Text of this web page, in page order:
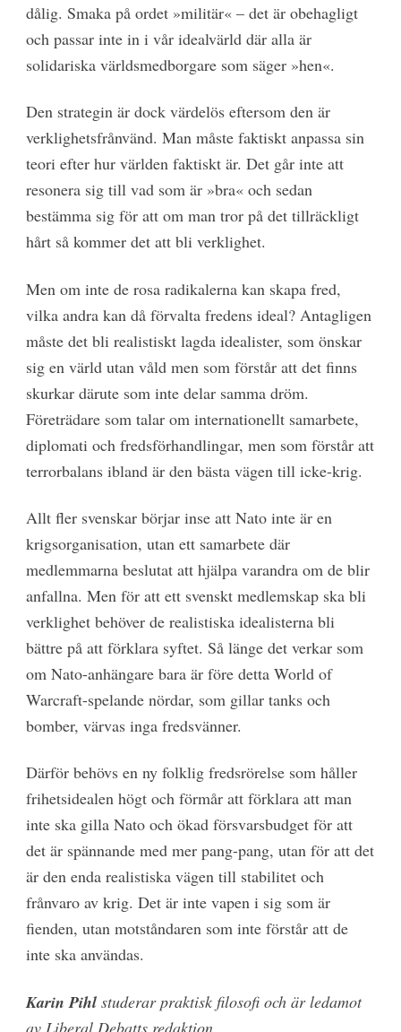
dålig. Smaka på ordet »militär« – det är obehagligt
och passar inte in i vår idealvärld där alla är
solidariska världsmedborgare som säger »hen«.
Den strategin är dock värdelös eftersom den är
verklighetsfrånvänd. Man måste faktiskt anpassa sin
teori efter hur världen faktiskt är. Det går inte att
resonera sig till vad som är »bra« och sedan
bestämma sig för att om man tror på det tillräckligt
hårt så kommer det att bli verklighet.
Men om inte de rosa radikalerna kan skapa fred,
vilka andra kan då förvalta fredens ideal? Antagligen
måste det bli realistiskt lagda idealister, som önskar
sig en värld utan våld men som förstår att det finns
skurkar därute som inte delar samma dröm.
Företrädare som talar om internationellt samarbete,
diplomati och fredsförhandlingar, men som förstår att
terrorbalans ibland är den bästa vägen till icke-krig.
Allt fler svenskar börjar inse att Nato inte är en
krigsorganisation, utan ett samarbete där
medlemmarna beslutat att hjälpa varandra om de blir
anfallna. Men för att ett svenskt medlemskap ska bli
verklighet behöver de realistiska ­idealisterna bli
bättre på att förklara syftet. Så länge det verkar som
om Nato-anhängare bara är före detta World of
Warcraft-spelande nördar, som gillar tanks och
bomber, värvas inga fredsvänner.
Därför behövs en ny folklig fredsrörelse som håller
frihetsidealen högt och förmår att förklara att man
inte ska gilla Nato och ökad försvars­budget för att
det är spännande med mer pang-pang, utan för att det
är den enda realistiska vägen till stabilitet och
frånvaro av krig. Det är inte vapen i sig som är
fienden, utan motståndaren som inte förstår att de
inte ska användas.
Karin Pihlstuderar praktisk filosofi och är ledamot
av Liberal Debatts ­redaktion.